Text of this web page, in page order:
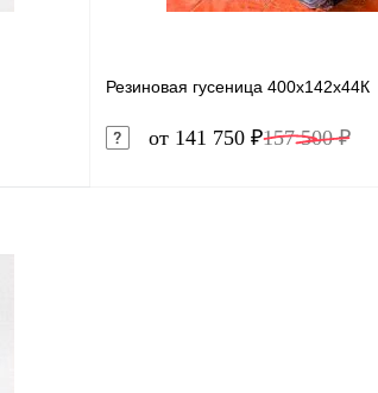
Резиновая гусеница 400x142x44К
от 141 750 ₽157 500 ₽